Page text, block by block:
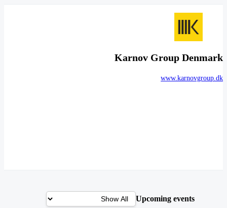
Karnov Group Denmark
www.karnovgroup.dk
Upcoming events